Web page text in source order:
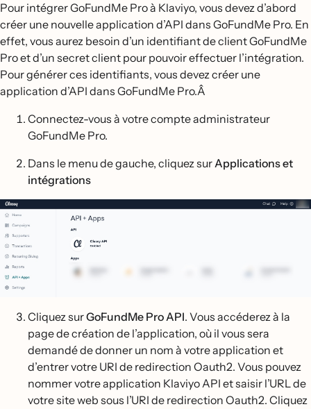
Pour intégrer GoFundMe Pro à Klaviyo, vous devez d’abord
créer une nouvelle application d’API dans GoFundMe Pro. En
effet, vous aurez besoin d’un identifiant de client GoFundMe
Pro et d’un secret client pour pouvoir effectuer l’intégration.
Pour générer ces identifiants, vous devez créer une
application d’API dans GoFundMe Pro.Â
Connectez-vous à votre compte administrateur
GoFundMe Pro.
Dans le menu de gauche, cliquez surApplications et
intégrations
Cliquez surGoFundMe Pro API. Vous accéderez à la
page de création de l’application, où il vous sera
demandé de donner un nom à votre application et
d’entrer votre URI de redirection Oauth2. Vous pouvez
nommer votre application Klaviyo API et saisir l’URL de
votre site web sous l’URI de redirection Oauth2. Cliquez